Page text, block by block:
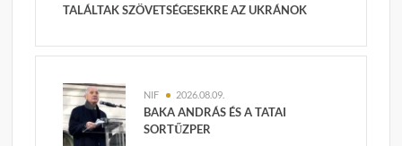
TALÁLTAK SZÖVETSÉGESEKRE AZ UKRÁNOK
NIF 2026.08.09.
BAKA ANDRÁS ÉS A TATAI
SORTŰZPER